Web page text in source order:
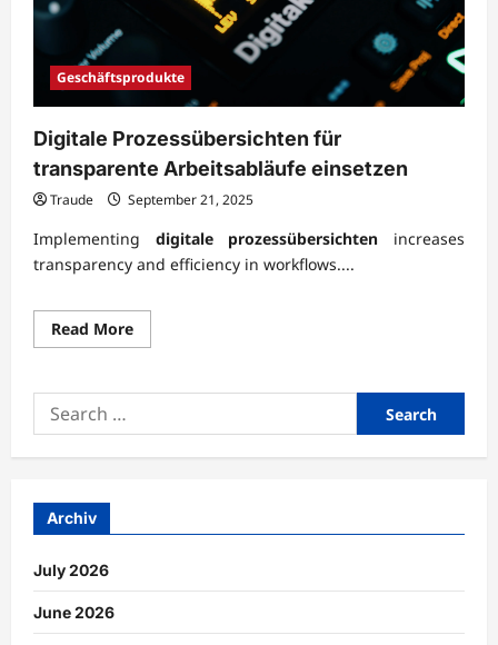
Geschäftsprodukte
Digitale Prozessübersichten für
transparente Arbeitsabläufe einsetzen
Traude September 21, 2025
Implementing digitale prozessübersichten increases
transparency and efficiency in workflows....
Read MoreRead
more
Prozessübersichten
Arbeitsabläufe
einsetzen
Search
for:
Archiv
July 2026
June 2026